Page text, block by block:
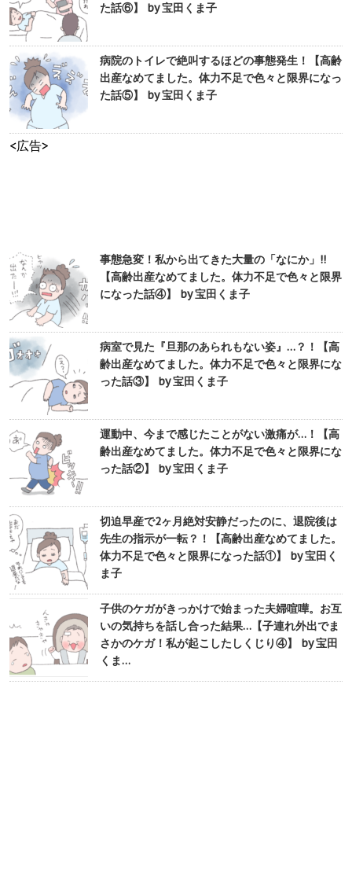
た話⑥】 by 宝田くま子
病院のトイレで絶叫するほどの事態発生！【高齢
出産なめてました。体力不足で色々と限界になっ
た話⑤】 by 宝田くま子
<広告>
事態急変！私から出てきた大量の「なにか」!!
【高齢出産なめてました。体力不足で色々と限界
になった話④】 by 宝田くま子
病室で見た『旦那のあられもない姿』…？！【高
齢出産なめてました。体力不足で色々と限界にな
った話③】 by 宝田くま子
運動中、今まで感じたことがない激痛が…！【高
齢出産なめてました。体力不足で色々と限界にな
った話②】 by 宝田くま子
切迫早産で2ヶ月絶対安静だったのに、退院後は
先生の指示が一転？！【高齢出産なめてました。
体力不足で色々と限界になった話①】 by 宝田く
ま子
子供のケガがきっかけで始まった夫婦喧嘩。お互
いの気持ちを話し合った結果…【子連れ外出でま
さかのケガ！私が起こしたしくじり④】 by 宝田
くま…